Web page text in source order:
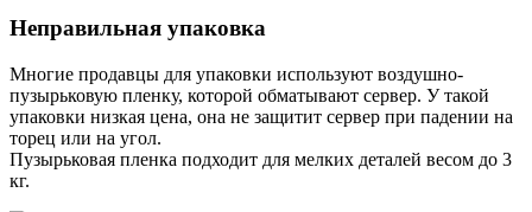
Неправильная упаковка
Многие продавцы для упаковки используют воздушно-
пузырьковую пленку, которой обматывают сервер. У такой
упаковки низкая цена, она не защитит сервер при падении на
торец или на угол.
Пузырьковая пленка подходит для мелких деталей весом до 3
кг.